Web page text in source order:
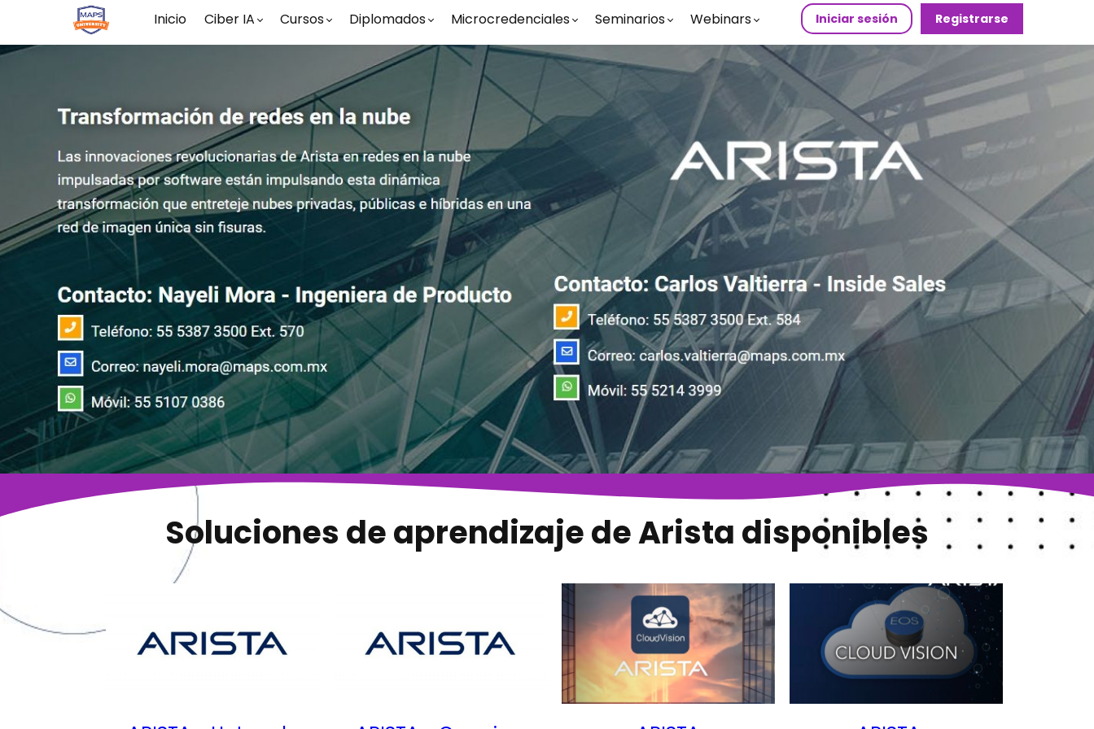
Inicio Ciber IA Cursos Diplomados Microcredenciales Seminarios Webinars Iniciar sesión Registrarse
Soluciones de aprendizaje de Arista disponibles